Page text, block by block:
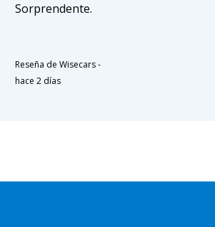
Sorprendente.
Reseña de Wisecars-
hace 2 días